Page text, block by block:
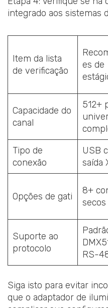
integrado aos sistemas
Item da lista
de verificação
es de
Capacidade do
canal
512+
Tipo de
conexão
USB
saída
Opções de gati
8+
secos
Suporte ao
protocolo
RS-
Siga isto para evitar
que o adaptador de